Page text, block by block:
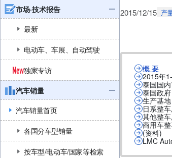
市场·技术报告
最新
电动车、车展、自动驾驶
独家专访
汽车销量
汽车销量首页
各国分车型销量
按车型/电动车/国家等检索
2015/12/15 产
概 要
2015年
泰国国
泰国政
生产基
日系整
其他整
商用车
(资料)
LMC